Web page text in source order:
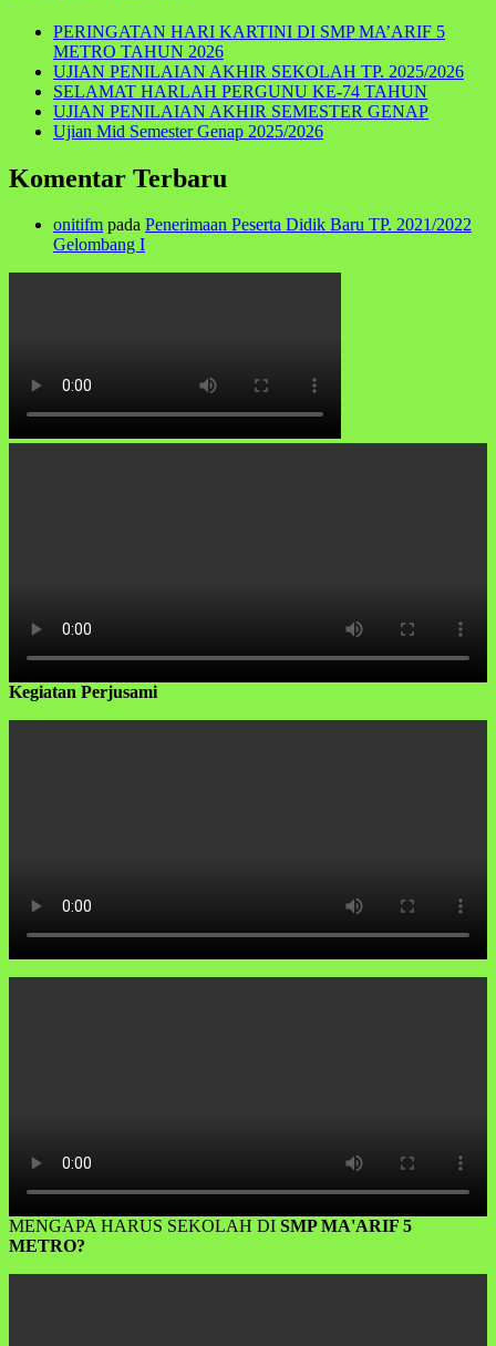
PERINGATAN HARI KARTINI DI SMP MA’ARIF 5
METRO TAHUN 2026
UJIAN PENILAIAN AKHIR SEKOLAH TP. 2025/2026
SELAMAT HARLAH PERGUNU KE-74 TAHUN
UJIAN PENILAIAN AKHIR SEMESTER GENAP
Ujian Mid Semester Genap 2025/2026
Komentar Terbaru
onitifm pada Penerimaan Peserta Didik Baru TP. 2021/2022
Gelombang I
Kegiatan Perjusami
MENGAPA HARUS SEKOLAH DI SMP MA'ARIF 5
METRO?